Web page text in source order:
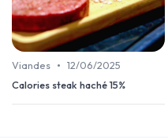
Viandes • 12/06/2025
Calories steak haché 15%